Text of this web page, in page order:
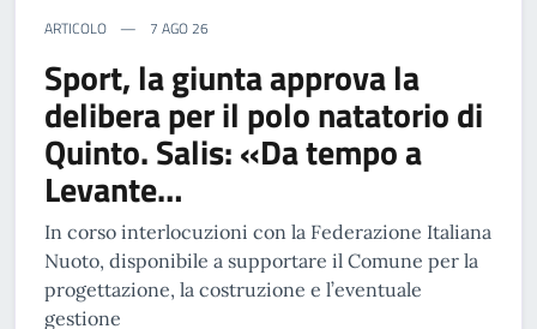
ARTICOLO 7 AGO 26
Sport, la giunta approva la
delibera per il polo natatorio di
Quinto. Salis: «Da tempo a
Levante…
In corso interlocuzioni con la Federazione Italiana
Nuoto, disponibile a supportare il Comune per la
progettazione, la costruzione e l’eventuale
gestione